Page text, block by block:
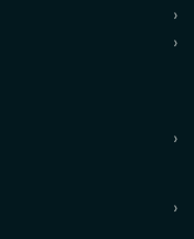
›
›
›
›